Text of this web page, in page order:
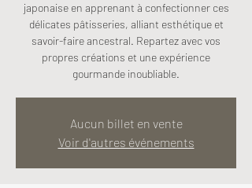
japonaise en apprenant à confectionner ces
délicates pâtisseries, alliant esthétique et
savoir-faire ancestral. Repartez avec vos
propres créations et une expérience
gourmande inoubliable.
Aucun billet en vente
Voir d'autres événements